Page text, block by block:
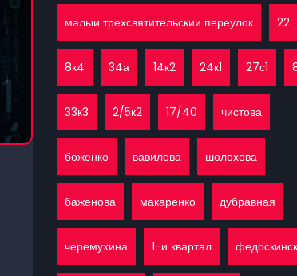
малыи трехсвятительскии переулок 22
8к4 34а 14к2 24к1 27с1
33к3 2/5к2 17/40 чистова
боженко вавилова шолохова
баженова макаренко дубравная
черемухина 1-и квартал